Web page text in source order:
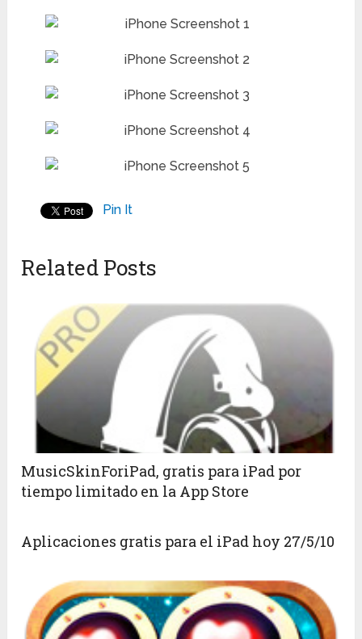
Pin It
Related Posts
MusicSkinForiPad, gratis para iPad por
tiempo limitado en la App Store
Aplicaciones gratis para el iPad hoy 27/5/10